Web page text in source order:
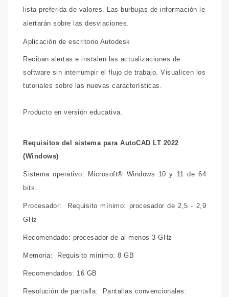
lista preferida de valores. Las burbujas de información le
alertarán sobre las desviaciones.
Aplicación de escritorio Autodesk
Reciban alertas e instalen las actualizaciones de
software sin interrumpir el flujo de trabajo. Visualicen los
tutoriales sobre las nuevas características.
Producto en versión educativa.
Requisitos del sistema para AutoCAD LT 2022
(Windows)
Sistema operativo: Microsoft® Windows 10 y 11 de 64
bits.
Procesador:
Requisito mínimo: procesador de 2,5 - 2,9
GHz
Recomendado: procesador de al menos 3 GHz
Memoria: Requisito mínimo: 8 GB
Recomendados: 16 GB
Resolución de pantalla: Pantallas convencionales: